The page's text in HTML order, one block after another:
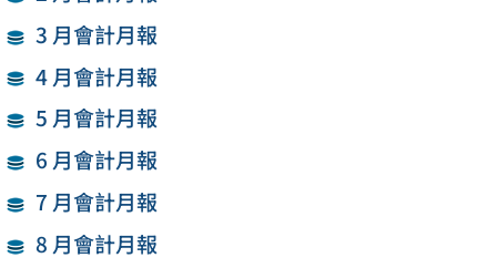
3 月會計月報
4 月會計月報
5 月會計月報
6 月會計月報
7 月會計月報
8 月會計月報